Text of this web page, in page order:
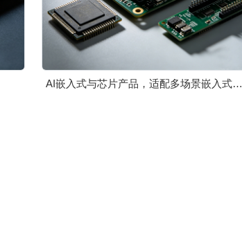
AI嵌入式与芯片产品，适配多场景嵌入式设